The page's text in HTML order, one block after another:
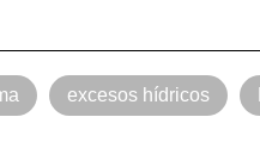
excesos hídricos